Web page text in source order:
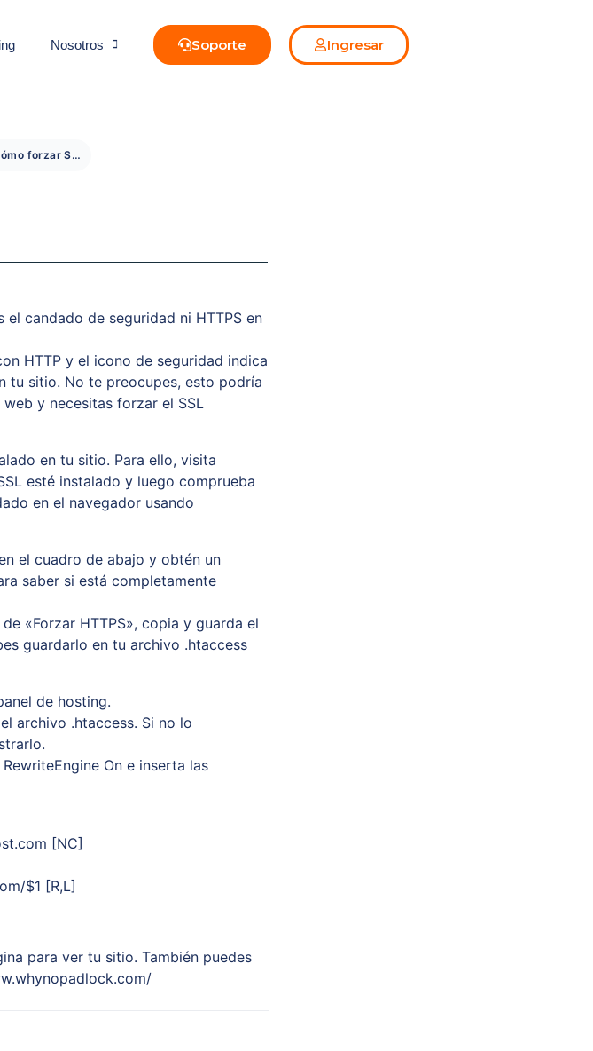
Nosotros Soporte Ingresar
Cómo forzar SSL
candado de seguridad ni HTTPS en
HTTP y el icono de seguridad indica
tu sitio. No te preocupes, esto podría
y necesitas forzar el SSL
en tu sitio. Para ello, visita
esté instalado y luego comprueba
en el navegador usando
el cuadro de abajo y obtén un
saber si está completamente
«Forzar HTTPS», copia y guarda el
guardarlo en tu archivo .htaccess
de hosting.
archivo .htaccess. Si no lo
On e inserta las
[NC]
$1 [R,L]
para ver tu sitio. También puedes